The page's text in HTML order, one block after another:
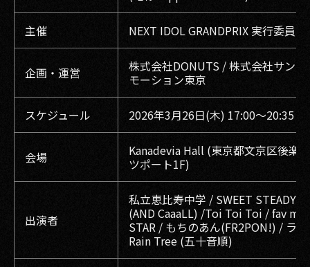
主催 NEXT IDOL GRANDPRIX 実行委員会
企画・運営
株式会社DONUTS / 株式会社サン
モーション東京
スケジュール 2026年3月26日(木) 17:00〜20:35
会場
Kanadevia Hall (東京都文京区後楽
ツポート1F)
出演者
私立恵比寿中学 / SWEET STEADY /
(AND CaaaLL) /Toi Toi Toi / fav me
STAR / もちのあん(FR2PON!) / ラ
Rain Tree (五十音順)